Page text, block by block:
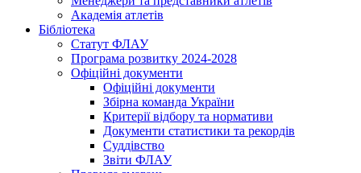
Академія атлетів
Бібліотека
Статут ФЛАУ
Програма розвитку 2024-2028
Офіційні документи
Офіційні документи
Збірна команда України
Критерії відбору та нормативи
Документи статистики та рекордів
Суддівство
Звіти ФЛАУ